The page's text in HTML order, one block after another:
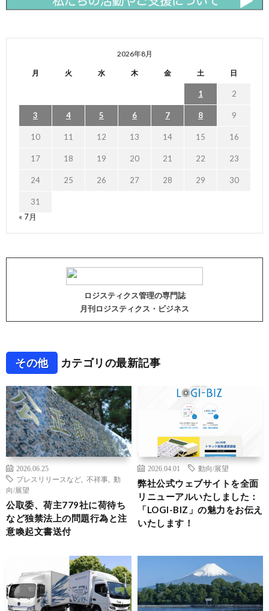
2026年8月
月 火 水 木 金 土 日
1 2
3 4 5 6 7 8 9
10 11 12 13 14 15 16
17 18 19 20 21 22 23
24 25 26 27 28 29 30
31
« 7月
ロジスティクス管理の専門誌
月刊ロジスティクス・ビジネス
その他 カテゴリの最新記事
2026.06.25
プレスリリースなど
不祥事
動
向/展望
公取委、荷主779社に荷待ち
など独禁法上の問題行為と注
意喚起文書送付
2026.04.01 動向/展望
弊社公式ウェブサイトを全面
リニューアルいたしました：
「LOGI-BIZ」の魅力をお伝え
いたします！